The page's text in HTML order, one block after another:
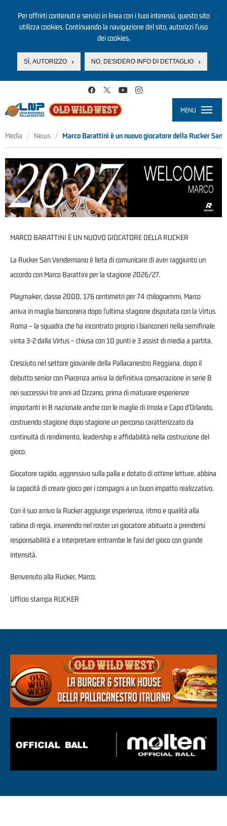
Per offrirti contenuti e servizi in linea con i tuoi interessi, questo sito
utilizza cookies. Continuando la navigazione del sito, autorizzi l’uso
dei cookies.
SÌ, AUTORIZZO NO, DESIDERO INFO DI DETTAGLIO
MENU
Media News Marco Barattini è un nuovo giocatore della Rucker San
MARCO BARATTINI È UN NUOVO GIOCATORE DELLA RUCKER
La Rucker San Vendemiano è lieta di comunicare di aver raggiunto un
accordo con Marco Barattini per la stagione 2026/27.
Playmaker, classe 2000, 176 centimetri per 74 chilogrammi, Marco
arriva in maglia bianconera dopo l'ultima stagione disputata con la Virtus
Roma – la squadra che ha incontrato proprio i bianconeri nella semifinale
vinta 3-2 dalla Virtus – chiusa con 10 punti e 3 assist di media a partita.
Cresciuto nel settore giovanile della Pallacanestro Reggiana, dopo il
debutto senior con Piacenza arriva la definitiva consacrazione in serie B
nei successivi tre anni ad Ozzano, prima di maturare esperienze
importanti in B nazionale anche con le maglie di Imola e Capo d'Orlando,
costruendo stagione dopo stagione un percorso caratterizzato da
continuità di rendimento, leadership e affidabilità nella costruzione del
gioco.
Giocatore rapido, aggressivo sulla palla e dotato di ottime letture, abbina
la capacità di creare gioco per i compagni a un buon impatto realizzativo.
Con il suo arrivo la Rucker aggiunge esperienza, ritmo e qualità alla
cabina di regia, inserendo nel roster un giocatore abituato a prendersi
responsabilità e a interpretare entrambe le fasi del gioco con grande
intensità.
Benvenuto alla Rucker, Marco.
Ufficio stampa RUCKER